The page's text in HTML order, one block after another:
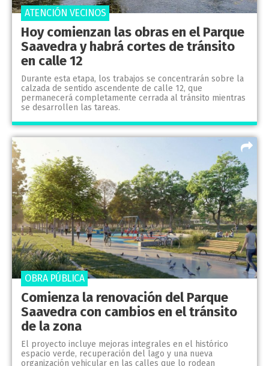
Hoy comienzan las obras en el Parque
Saavedra y habrá cortes de tránsito
en calle 12
Durante esta etapa, los trabajos se concentrarán sobre la
calzada de sentido ascendente de calle 12, que
permanecerá completamente cerrada al tránsito mientras
se desarrollen las tareas.
ATENCIÓN VECINOS
Comienza la renovación del Parque
Saavedra con cambios en el tránsito
de la zona
El proyecto incluye mejoras integrales en el histórico
espacio verde, recuperación del lago y una nueva
organización vehicular en las calles que lo rodean
OBRA PÚBLICA